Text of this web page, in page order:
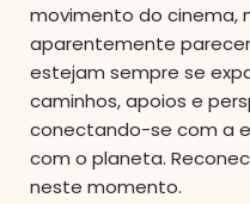
movimento do cinema,
aparentemente
estejam sempre se
caminhos, apoios e
conectando-se com a
com o planeta.
neste momento.